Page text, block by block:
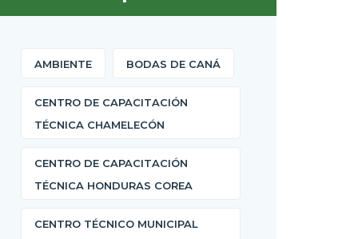
AMBIENTE BODAS DE CANÁ
CENTRO DE CAPACITACIÓN
TÉCNICA CHAMELECÓN
CENTRO DE CAPACITACIÓN
TÉCNICA HONDURAS COREA
CENTRO TÉCNICO MUNICIPAL